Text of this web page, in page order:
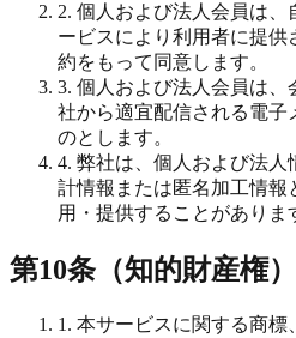
2. 個人および法人会員は
ービスにより利用者に提
約をもって同意します。
3. 個人および法人会員は
社から適宜配信される電子
のとします。
4. 弊社は、個人および法
計情報または匿名加工情報
用・提供することがありま
第10条（知的財産権）
1. 本サービスに関する商